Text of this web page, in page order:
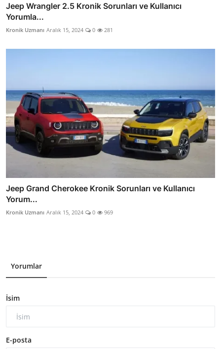
Jeep Wrangler 2.5 Kronik Sorunları ve Kullanıcı
Yorumla...
Kronik Uzmanı Aralık 15, 2024 0 281
Jeep Grand Cherokee Kronik Sorunları ve Kullanıcı
Yorum...
Kronik Uzmanı Aralık 15, 2024 0 969
Yorumlar
İsim
E-posta